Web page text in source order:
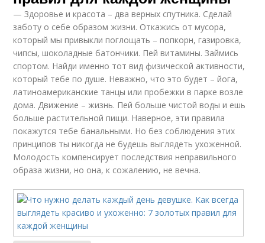
— Здоровье и красота – два верных спутника. Сделай
заботу о себе образом жизни. Откажись от мусора,
который мы привыкли поглощать – попкорн, газировка,
чипсы, шоколадные батончики. Пей витамины. Займись
спортом. Найди именно тот вид физической активности,
который тебе по душе. Неважно, что это будет – йога,
латиноамериканские танцы или пробежки в парке возле
дома. Движение – жизнь. Пей больше чистой воды и ешь
больше растительной пищи. Наверное, эти правила
покажутся тебе банальными. Но без соблюдения этих
принципов ты никогда не будешь выглядеть ухоженной.
Молодость компенсирует последствия неправильного
образа жизни, но она, к сожалению, не вечна.